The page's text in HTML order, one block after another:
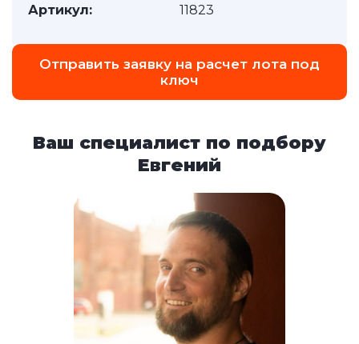
Артикул:
11823
Отправить заявку на расчет лота под
ключ
Ваш специалист по подбору
Евгений